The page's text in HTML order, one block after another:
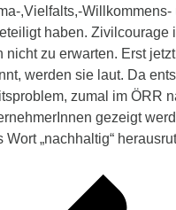
,Vielfalts,-Willkommens-
haben. Zivilcourage
nicht zu erwarten. Erst
werden sie laut. Da
zumal im ÖRR
gezeigt
„nachhaltig“